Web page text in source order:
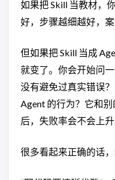
如果把 Skill 当教材，
好，步骤越细越好，案
但如果把 Skill 当成
就变了。你会开始问
没有避免过真实错误
Agent 的行为？它和
后，失败率会不会上升
很多看起来正确的话，